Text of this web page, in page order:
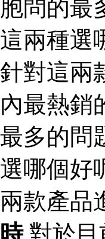
胞問的最
這兩種選
針對這兩
內最熱銷
最多的問
選哪個好
兩款產品
時對於目